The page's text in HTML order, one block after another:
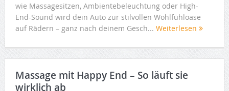
wie Massagesitzen, Ambientebeleuchtung oder High-
End-Sound wird dein Auto zur stilvollen Wohlfühloase
auf Rädern – ganz nach deinem Gesch... Weiterlesen
Massage mit Happy End – So läuft sie
wirklich ab